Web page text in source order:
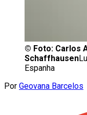
© Foto: Carlos
Schaffhausen
Espanha
Por Geovana Barcelos